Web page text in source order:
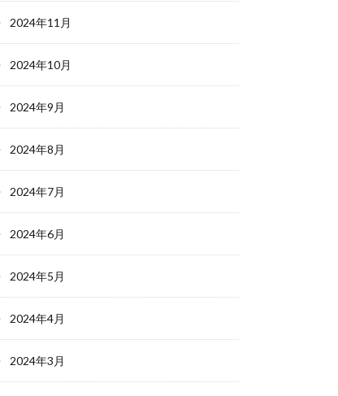
2024年11月
2024年10月
2024年9月
2024年8月
2024年7月
2024年6月
2024年5月
2024年4月
2024年3月